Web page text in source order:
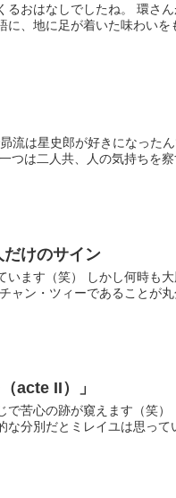
おはなしでしたね。 環さ
に、地に足が着いた味わい
流は星史郎が好きになった
つは二人共、人の気持ちを
けのサイン
います（笑） しかし何時も
ャン・ツィーであることが
acte II）」
で苦心の跡が窺えます（笑
な分別だとミレイユは思っ